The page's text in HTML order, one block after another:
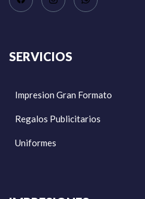
SERVICIOS
Impresion Gran Formato
Regalos Publicitarios
Uniformes